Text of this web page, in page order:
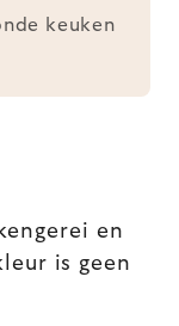
keuken
en
is geen